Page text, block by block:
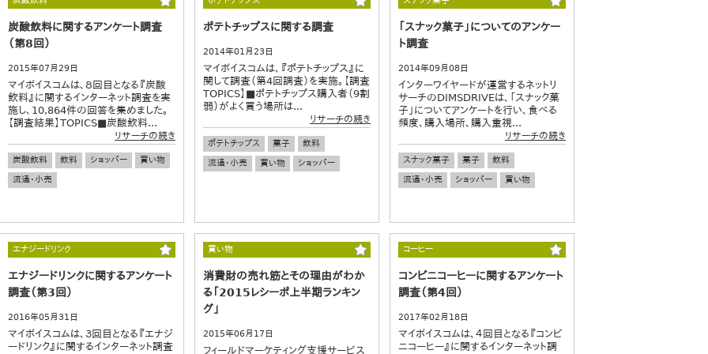
炭酸飲料に関するアンケート調査
（第8回）
2015年07月29日
マイボイスコムは、８回目となる『炭酸
飲料』に関するインターネット調査を実
施し、10,864件の回答を集めました。
【調査結果】TOPICS■炭酸飲料...
リサーチの続き
炭酸飲料 飲料 ショッパー
買い物
流通・小売
ポテトチップスに関する調査
2014年01月23日
マイボイスコムは、『ポテトチップス』に
関して調査（第4回調査）を実施。【調査
TOPICS】■ポテトチップス購入者（9割
弱）がよく買う場所は...
リサーチの続き
ポテトチップス 菓子
飲料
流通・小売
買い物 ショッパー
「スナック菓子」についてのアンケー
ト調査
2014年09月08日
インターワイヤードが運営するネットリ
サーチのDIMSDRIVEは、「スナック菓
子」についてアンケートを行い、食べる
頻度、購入場所、購入重視...
リサーチの続き
スナック菓子 菓子
飲料
流通・小売
ショッパー 買い物
エナジードリンク
エナジードリンクに関するアンケート
調査（第3回）
2016年05月31日
マイボイスコムは、３回目となる『エナジ
ードリンク』に関するインターネット調査
買い物
消費財の売れ筋とその理由がわか
る「2015レシーポ上半期ランキン
グ」
2015年06月17日
フィールドマーケティング支援サービス
コーヒー
コンビニコーヒーに関するアンケート
調査（第4回）
2017年02月18日
マイボイスコムは、４回目となる『コンビ
ニコーヒー』に関するインターネット調